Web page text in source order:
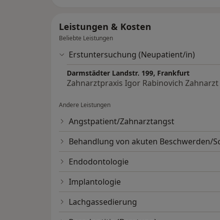
Leistungen & Kosten
Beliebte Leistungen
Erstuntersuchung (Neupatient/in)
Darmstädter Landstr. 199, Frankfurt
Zahnarztpraxis Igor Rabinovich Zahnarzt
Andere Leistungen
Angstpatient/Zahnarztangst
Behandlung von akuten Beschwerden/
Endodontologie
Implantologie
Lachgassedierung